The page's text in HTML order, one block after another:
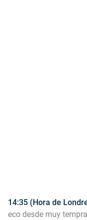
14:35 (Hora de
eco desde muy